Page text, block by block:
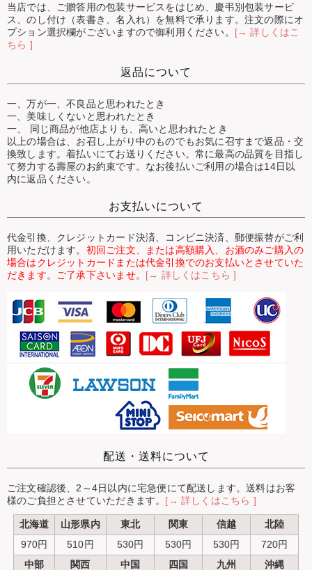
当店では、ご贈答用の包装サービスをはじめ、慶弔別包装サービ
ス、のし付け（表書き、名入れ）を無料で承ります。注文の際にオ
プション選択欄がございますので御利用ください。 [→ 詳しくはこ
ちら ]
返品について
一、万が一、不良品と思われたとき
一、美味しくないと思われたとき
一、 同じ商品が他店よりも、高いと思われたとき
以上の場合は、お召し上がり中のものでもお気に召すまで返品・交
換致します。着払いにてお送りください。常に最高の品質を目指し
て努力する壽屋のお約束です。なお後払いご利用の場合は14日以
内に返品ください。
お支払いについて
代金引換、クレジットカード決済、コンビニ決済、郵便振替がご利
用いただけます。 初回ご注文、または高額購入、お酒のみご購入の
場合はクレジットカードまたは代金引換でのお支払いとさせていた
だきます。ご了承下さいませ。 [→ 詳しくはこちら ]
配送・送料について
ご注文確認後、2～4日以内に宅急便にて配送します。送料はお客
様のご負担とさせていただきます。 [→ 詳しくはこちら ]
北海道 山形県内 東北 関東 信越
北陸
970円
510円 530円 530円 530円
720円
中部
関西 中国 四国 九州 沖縄